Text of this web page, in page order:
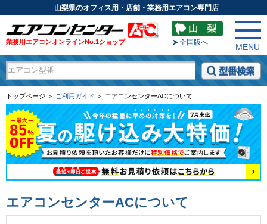
山梨県のオフィス用・店舗・業務用エアコン専門店
業務用エアコンオンラインNo.1ショップ 全国版へ
MENU
トップページ ＞ ご利用ガイド ＞ エアコンセンターACについて
エアコンセンターACについて